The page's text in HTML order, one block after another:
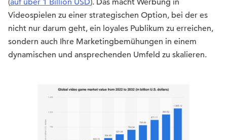
(auf über 1 Billion USD). Das macht Werbung in
Videospielen zu einer strategischen Option, bei der es
nicht nur darum geht, ein loyales Publikum zu erreichen,
sondern auch Ihre Marketingbemühungen in einem
dynamischen und ansprechenden Umfeld zu skalieren.